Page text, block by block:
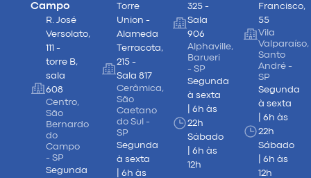
Campo
R. José
Versolato,
111 -
torre B,
sala
608
Centro,
São
Bernardo
do
Campo
- SP
Segunda
Torre
Union -
Alameda
Terracota,
215 -
Sala 817
Cerâmica,
São
Caetano
do Sul -
SP
Segunda
à sexta
| 6h às
325 -
Sala
906
Alphaville,
Barueri
- SP
Segunda
à sexta
| 6h às
22h
Sábado
| 6h às
12h
Francisco,
55
Vila
Valparaíso,
Santo
André -
SP
Segunda
à sexta
| 6h às
22h
Sábado
| 6h às
12h